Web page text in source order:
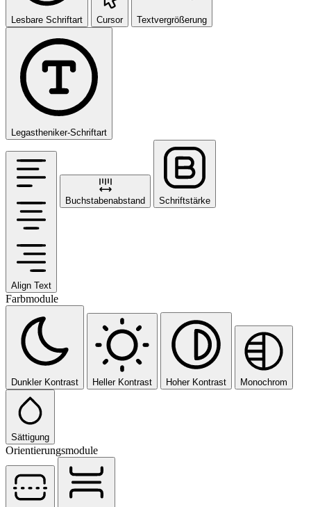
Lesbare Schriftart Cursor Textvergrößerung
Legastheniker-Schriftart
Align Text
Buchstabenabstand Schriftstärke
Farbmodule
Dunkler Kontrast Heller Kontrast Hoher Kontrast Monochrom
Sättigung
Orientierungsmodule